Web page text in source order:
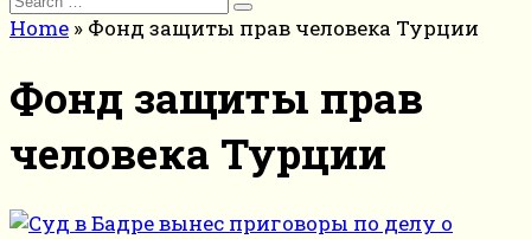
for:
Home » Фонд защиты прав человека Турции
Фонд защиты прав
человека Турции